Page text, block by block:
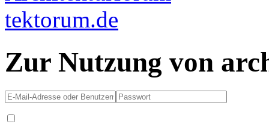
Zur Nutzung von